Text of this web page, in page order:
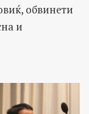
обвинети
и